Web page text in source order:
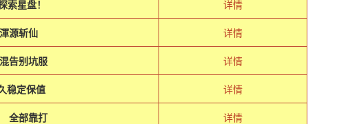
索星盘！ 详情
源斩仙 详情
告别坑服 详情
稳定保值 详情
全部靠打 详情